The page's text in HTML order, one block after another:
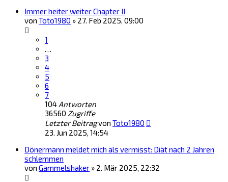
Immer heiter weiter Chapter II
von Toto1980 » 27. Feb 2025, 09:00
1
…
3
4
5
6
7
104 Antworten
36560 Zugriffe
Letzter Beitragvon Toto1980
23. Jun 2025, 14:54
Dönermann meldet mich als vermisst: Diät nach 2 Jahren
schlemmen
von Gammelshaker » 2. Mär 2025, 22:32